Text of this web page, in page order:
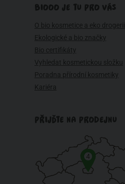
BIOOO JE TU PRO VÁS
O bio kosmetice a eko drogerii
Ekologické a bio značky
Bio certifikáty
Vyhledat kosmetickou složku
Poradna přírodní kosmetiky
Kariéra
PŘIJĎTE NA PRODEJNU
4